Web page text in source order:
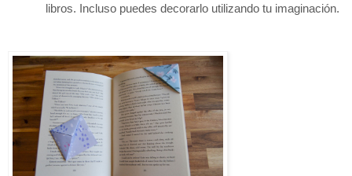
libros. Incluso puedes decorarlo utilizando tu imaginación.